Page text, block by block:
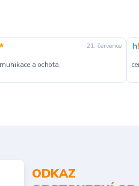
21. července
a ochota.
ODKAZ